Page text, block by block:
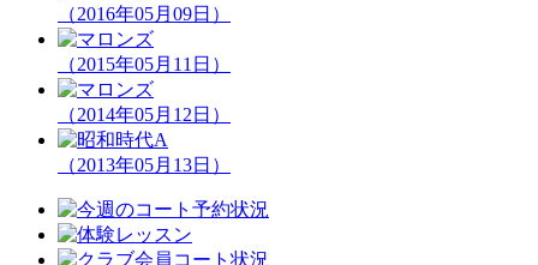
（2016年05月09日）
（2015年05月11日）
（2014年05月12日）
（2013年05月13日）